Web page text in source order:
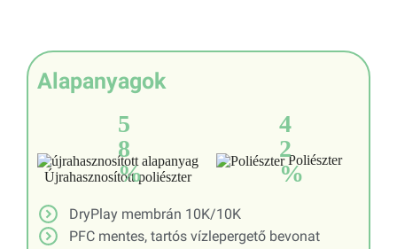
Alapanyagok
5
8
%
Újrahasznosított poliészter
4
2
%
Poliészter
DryPlay membrán 10K/10K
PFC mentes, tartós vízlepergető bevonat​